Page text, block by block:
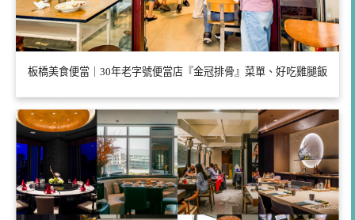
板橋美食便當｜30年老字號便當店『金冠排骨』菜單、好吃雞腿飯